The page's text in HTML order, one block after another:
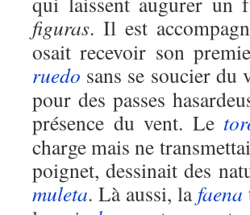
figuras. Il est
osait recevoir son
ruedo sans se soucier
pour des passes
présence du vent. Le
charge mais ne
poignet, dessinait des
muleta. Là aussi, la faena